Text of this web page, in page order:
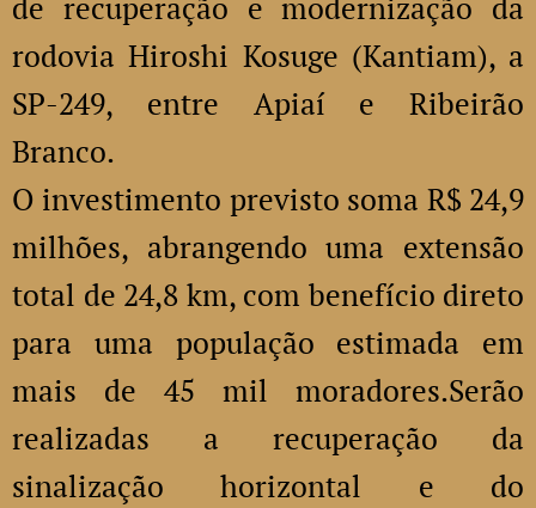
rodovia Hiroshi Kosuge (Kantiam), a
SP-249, entre Apiaí e Ribeirão
Branco.
O investimento previsto soma R$ 24,9
milhões, abrangendo uma extensão
total de 24,8 km, com benefício direto
para uma população estimada em
mais de 45 mil moradores.Serão
realizadas a recuperação da
sinalização horizontal e do